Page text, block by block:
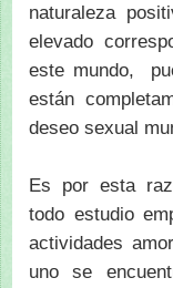
naturaleza
elevado
este mundo,
están
deseo sexual
Es por esta
todo estudio
actividades
uno se